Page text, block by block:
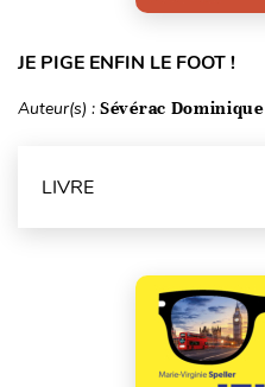
JE PIGE ENFIN LE FOOT !
Auteur(s) : Sévérac Dominique
LIVRE